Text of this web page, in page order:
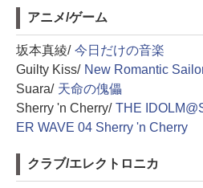
アニメ/ゲーム
坂本真綾/今日だけの音楽
Guilty Kiss/New Romantic
Suara/天命の傀儡
Sherry 'n Cherry/THE
ER WAVE 04 Sherry 'n Cherry
クラブ/エレクトロニカ